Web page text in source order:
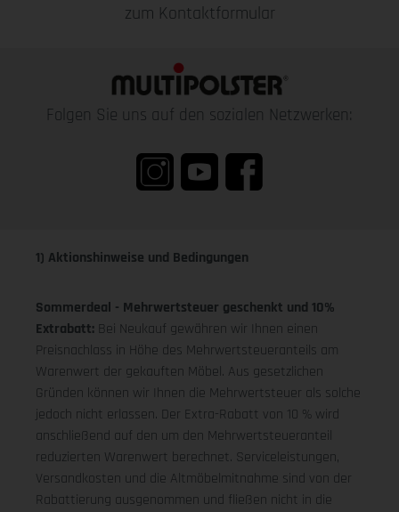
zum Kontaktformular
Folgen Sie uns auf den sozialen Netzwerken:
1) Aktionshinweise und Bedingungen
Sommerdeal - Mehrwertsteuer geschenkt und 10%
Extrabatt: Bei Neukauf gewähren wir Ihnen einen
Preisnachlass in Höhe des Mehrwertsteueranteils am
Warenwert der gekauften Möbel. Aus gesetzlichen
Gründen können wir Ihnen die Mehrwertsteuer als solche
jedoch nicht erlassen. Der Extra-Rabatt von 10 % wird
anschließend auf den um den Mehrwertsteueranteil
reduzierten Warenwert berechnet. Serviceleistungen,
Versandkosten und die Altmöbelmitnahme sind von der
Rabattierung ausgenommen und fließen nicht in die